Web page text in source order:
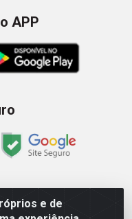
e de
APP
Senador Queiróz, 274